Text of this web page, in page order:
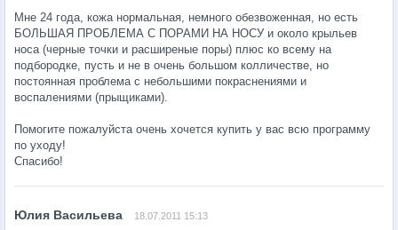
Мне 24 года, кожа нормальная, немного обезвоженная, но есть
БОЛЬШАЯ ПРОБЛЕМА С ПОРАМИ НА НОСУ и около крыльев
носа (черные точки и расширеные поры) плюс ко всему на
подбородке, пусть и не в очень большом колличестве, но
постоянная проблема с небольшими покраснениями и
воспалениями (прыщиками).
Помогите пожалуйста очень хочется купить у вас всю программу
по уходу!
Спасибо!
18.07.2011 15:13